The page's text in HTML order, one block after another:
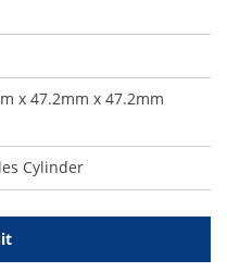
x 47.2mm x 47.2mm
Cylinder